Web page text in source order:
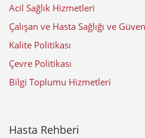
Acil Sağlık Hizmetleri
Çalışan ve Hasta Sağlığı ve
Kalite Politikası
Çevre Politikası
Bilgi Toplumu Hizmetleri
Hasta Rehberi